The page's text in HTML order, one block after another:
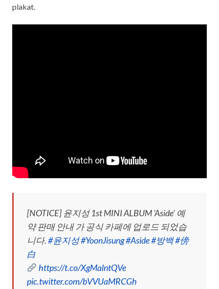
plakat.
[NOTICE] 윤지성 1st MINI ALBUM 'Aside’ 예
약 판매 안내 가 공식 카페에 업로드 되었습
니다.#윤지성#YoonJisung#Aside#방백#傍
白
https://t.co/XgMalntQVe
pic.twitter.com/bVVUaMRCGh